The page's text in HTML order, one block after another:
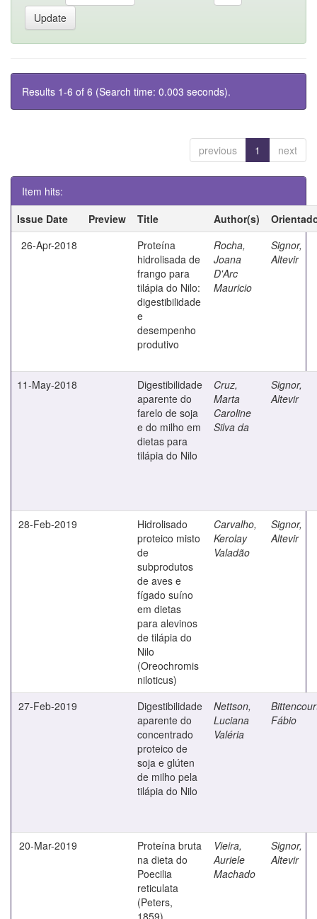
Results 1-6 of 6 (Search time: 0.003 seconds).
previous 1 next
Item hits:
Issue Date
Preview Title Author(s)
26-Apr-2018
Proteína
hidrolisada de
frango para
tilápia do Nilo:
digestibilidade
e
desempenho
produtivo
Rocha,
Joana
D'Arc
Mauricio
Signor,
Altevir
11-May-2018
Digestibilidade
aparente do
farelo de soja
e do milho em
dietas para
tilápia do Nilo
Cruz,
Marta
Caroline
Silva da
Signor,
Altevir
28-Feb-2019
Hidrolisado
proteico misto
de
subprodutos
de aves e
fígado suíno
em dietas
para alevinos
de tilápia do
Nilo
(Oreochromis
niloticus)
Carvalho,
Kerolay
Valadão
Signor,
Altevir
27-Feb-2019
Digestibilidade
aparente do
concentrado
proteico de
soja e glúten
de milho pela
tilápia do Nilo
Nettson,
Luciana
Valéria
Fábio
20-Mar-2019
Proteína bruta
na dieta do
Poecilia
reticulata
(Peters,
1859),
Vieira,
Auriele
Machado
Signor,
Altevir